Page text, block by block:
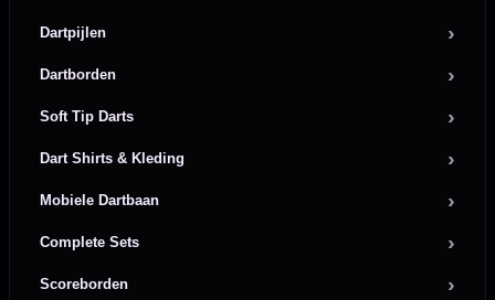
Dartpijlen
Dartborden
Soft Tip Darts
Dart Shirts & Kleding
Mobiele Dartbaan
Complete Sets
Scoreborden